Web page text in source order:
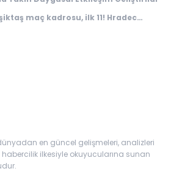
maç kadrosu, ilk 11! Hradec
en güncel gelişmeleri, analizleri
habercilik ilkesiyle okuyucularına sunan